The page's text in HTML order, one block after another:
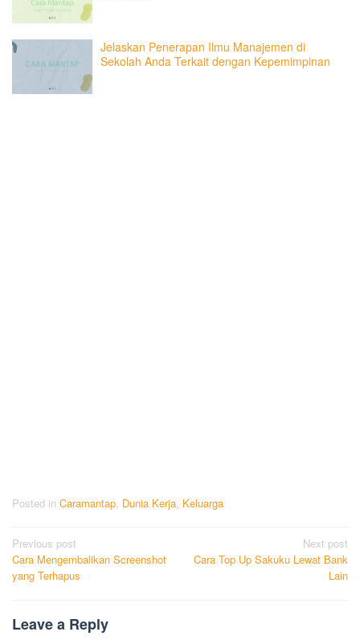
Jelaskan Penerapan Ilmu Manajemen di
Sekolah Anda Terkait dengan Kepemimpinan
Posted in Caramantap Dunia Kerja Keluarga
Post
navigation
Previous post
Cara Mengembalikan Screenshot
yang Terhapus
Next post
Cara Top Up Sakuku Lewat Bank
Lain
Leave a Reply